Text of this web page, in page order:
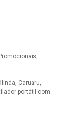
Caruaru,
portátil com